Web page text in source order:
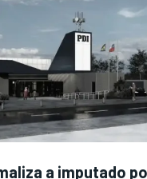
a imputado